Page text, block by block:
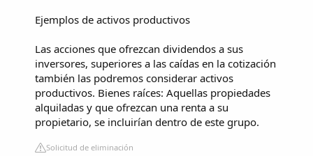
Ejemplos de activos productivos
Las acciones que ofrezcan dividendos a sus
inversores, superiores a las caídas en la cotización
también las podremos considerar activos
productivos. Bienes raíces: Aquellas propiedades
alquiladas y que ofrezcan una renta a su
propietario, se incluirían dentro de este grupo.
Solicitud de eliminación